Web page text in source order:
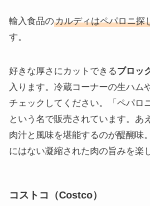
輸入食品のカルディはペパロニ探
す。
好きな厚さにカットできるブロッ
入ります。冷蔵コーナーの生ハム
チェックしてください。「ペパロ
という名で販売されています。あ
肉汁と風味を堪能するのが醍醐味
にはない凝縮された肉の旨みを楽
コストコ（Costco）